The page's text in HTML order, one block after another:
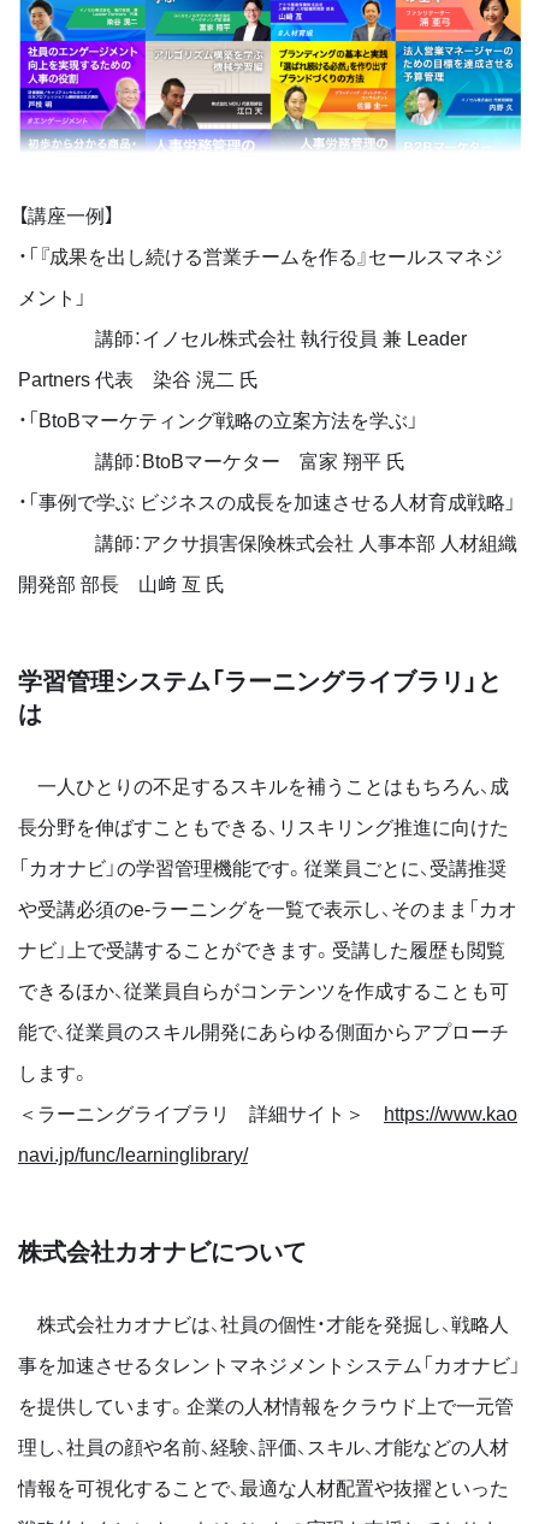
【講座一例】
・「『成果を出し続ける営業チームを作る』セールスマネジ
メント」
講師：イノセル株式会社 執行役員 兼 Leader
Partners 代表 染谷 滉二 氏
・「BtoBマーケティング戦略の立案方法を学ぶ」
講師：BtoBマーケター 富家 翔平 氏
・「事例で学ぶ ビジネスの成長を加速させる人材育成戦略」
講師：アクサ損害保険株式会社 人事本部 人材組織
開発部 部長 山﨑 亙 氏
学習管理システム「ラーニングライブラリ」と
は
一人ひとりの不足するスキルを補うことはもちろん、成
長分野を伸ばすこともできる、リスキリング推進に向けた
「カオナビ」の学習管理機能です。​​従業員ごとに、受講推奨
や受講必須のe-ラーニングを一覧で表示し、そのまま「カオ
ナビ」上で受講することができます。受講した履歴も閲覧
できるほか、従業員自らがコンテンツを作成することも可
能で、従業員のスキル開発にあらゆる側面からアプローチ
します。
＜ラーニングライブラリ 詳細サイト＞ https://www.kao
navi.jp/func/learninglibrary/
株式会社カオナビについて
株式会社カオナビは、社員の個性・才能を発掘し、戦略人
事を加速させるタレントマネジメントシステム「カオナビ」
を提供しています。企業の人材情報をクラウド上で一元管
理し、社員の顔や名前、経験、評価、スキル、才能などの人材
情報を可視化することで、最適な人材配置や抜擢といった